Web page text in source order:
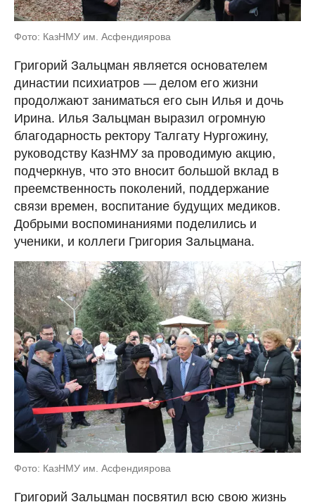
Фото: КазНМУ им. Асфендиярова
Григорий Зальцман является основателем
династии психиатров — делом его жизни
продолжают заниматься его сын Илья и дочь
Ирина. Илья Зальцман выразил огромную
благодарность ректору Талгату Нургожину,
руководству КазНМУ за проводимую акцию,
подчеркнув, что это вносит большой вклад в
преемственность поколений, поддержание
связи времен, воспитание будущих медиков.
Добрыми воспоминаниями поделились и
ученики, и коллеги Григория Зальцмана.
Фото: КазНМУ им. Асфендиярова
Григорий Зальцман посвятил всю свою жизнь